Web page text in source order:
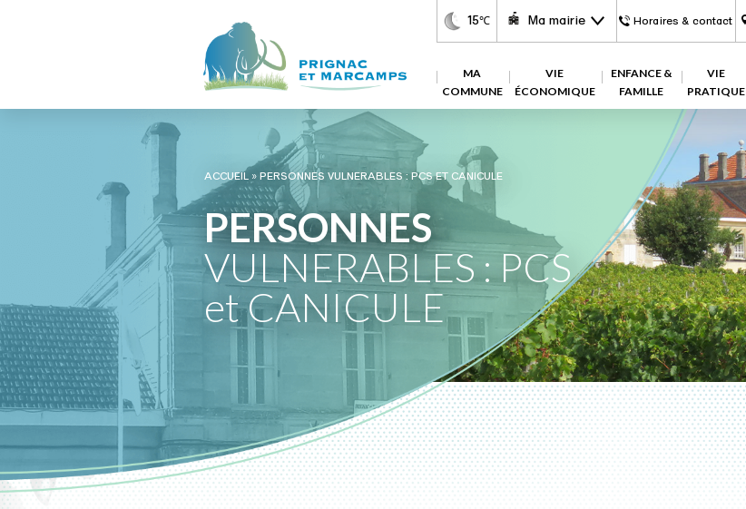
15℃ Ma mairie Horaires & contact
MA
COMMUNE
VIE
ÉCONOMIQUE
ENFANCE &
FAMILLE
VIE
PRATIQUE
ACCUEIL»PERSONNES VULNERABLES : PCS ET CANICULE
PERSONNES
VULNERABLES : PCS
et CANICULE